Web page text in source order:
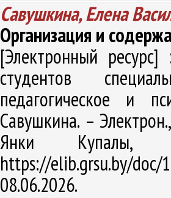
Савушкина, Елена
Организация и
[Электронный ресурс]
студентов
педагогическое и
Савушкина. –
Янки Купалы,
https://elib.grsu.by/
08.06.2026.